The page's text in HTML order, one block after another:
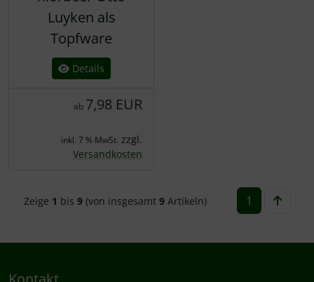
Luyken als
Topfware
Details
ab 7,98 EUR
inkl. 7 % MwSt. zzgl.
Versandkosten
Zeige 1 bis 9(von insgesamt 9Artikeln) 1